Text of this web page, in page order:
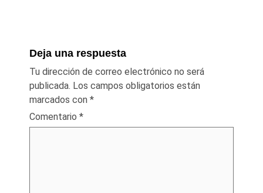
Deja una respuesta
Tu dirección de correo electrónico no será
publicada. Los campos obligatorios están
marcados con *
Comentario *